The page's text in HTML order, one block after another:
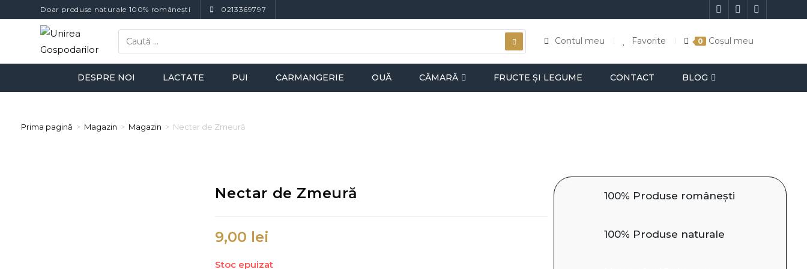
Doar produse naturale 100% românești 0213369797
Contul meu Favorite 0 Coșul meu
DESPRE NOI LACTATE PUI CARMANGERIE OUĂ CĂMARĂ FRUCTE ȘI LEGUME CONTACT BLOG
Prima pagină > Magazin > Magazin > Nectar de Zmeură
Nectar de Zmeură
9,00 lei
Stoc epuizat
100% Produse românești
100% Produse naturale